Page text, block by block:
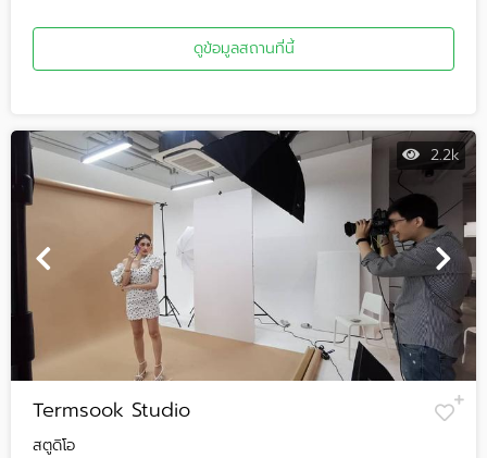
ดูข้อมูลสถานที่นี้
2.2k
Termsook Studio
สตูดิโอ